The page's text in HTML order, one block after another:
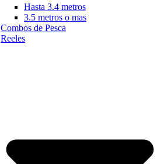
Hasta 3.4 metros
3.5 metros o mas
Combos de Pesca
Reeles